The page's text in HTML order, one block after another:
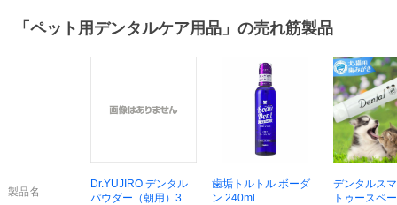
「 ペット用デンタルケア用品 」の売れ筋製品
製品名
Dr.YUJIRO デンタル
パウダー（朝用）35g
歯垢トルトル ボーダ
ン 240ml
デンタルス
トゥースペ